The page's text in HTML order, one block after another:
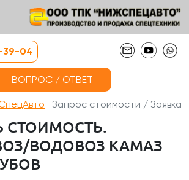
39-04
ВОПРОС / ОТВЕТ
Запрос стоимости / Заявка
СТОИМОСТЬ.
ВОДОВОЗ КАМАЗ